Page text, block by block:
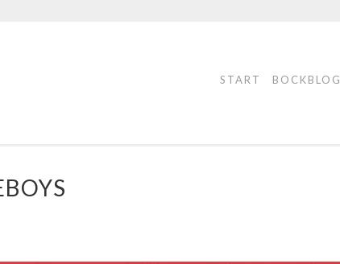
START BOCKBLOG